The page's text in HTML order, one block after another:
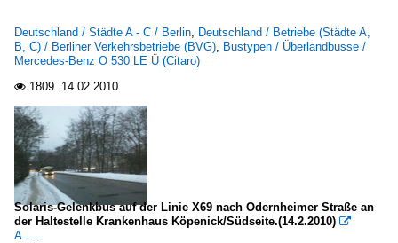
Deutschland / Städte A - C / Berlin, Deutschland / Betriebe (Städte A,
B, C) / Berliner Verkehrsbetriebe (BVG), Bustypen / Überlandbusse /
Mercedes-Benz O 530 LE Ü (Citaro)
 1809. 14.02.2010
Solaris-Gelenkbus auf der Linie X69 nach Odernheimer Straße an
der Haltestelle Krankenhaus Köpenick/Südseite.(14.2.2010) 
A.....